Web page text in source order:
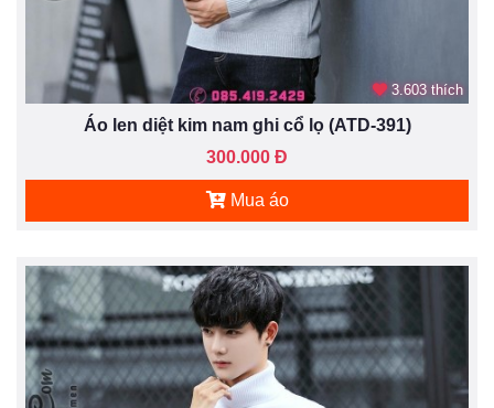
3.603 thích
Áo len diệt kim nam ghi cổ lọ (ATD-391)
300.000 Đ
Mua áo